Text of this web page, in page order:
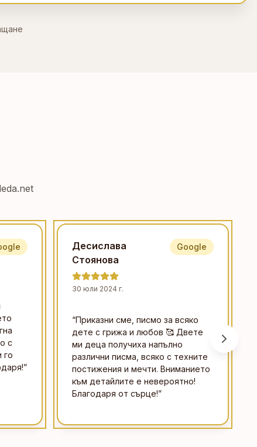
с
го
”
Десислава
Стоянова
30 юли 2024 г.
Google
“Приказни сме, писмо за всяко
дете с грижа и любов 🥰 Двете
ми деца получиха напълно
различни писма, всяко с техните
постижения и мечти. Вниманието
към детайлите е невероятно!
Благодаря от сърце!”